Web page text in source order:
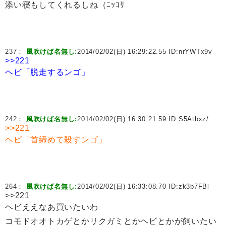
添い寝もしてくれるしね（ﾆｯｺﾘ
237： 風吹けば名無し:2014/02/02(日) 16:29:22.55 ID:nrYWTx9v
>>221
ヘビ「脱走するンゴ」
242： 風吹けば名無し:2014/02/02(日) 16:30:21.59 ID:S5Atbxz/
>>221
ヘビ「首締めて殺すンゴ」
264： 風吹けば名無し:2014/02/02(日) 16:33:08.70 ID:zk3b7FBl
>>221
ヘビええなあ買いたいわ
コモドオオトカゲとかリクガミとかヘビとかが飼いたい